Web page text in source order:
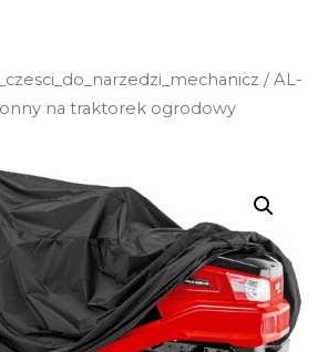
/ AL-
na traktorek ogrodowy